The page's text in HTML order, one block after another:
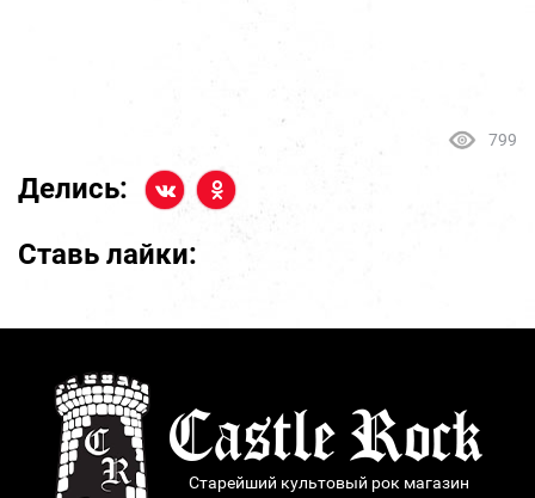
799
Делись:
Ставь лайки:
Старейший культовый рок магазин